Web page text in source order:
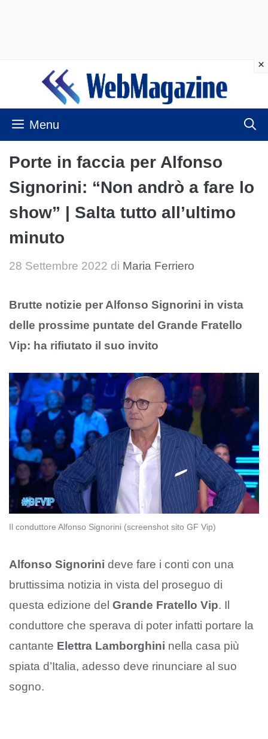
contenuto
Menu
Porte in faccia per Alfonso
Signorini: “Non andrò a fare lo
show” | Salta tutto all’ultimo
minuto
28 Settembre 2022 di Maria Ferriero
Brutte notizie per Alfonso Signorini in vista
delle prossime puntate del Grande Fratello
Vip: ha rifiutato il suo invito
Il conduttore Alfonso Signorini (screenshot sito GF Vip)
Alfonso Signorini deve fare i conti con una
bruttissima notizia in vista del proseguo di
questa edizione del Grande Fratello Vip. Il
conduttore che sperava di poter infatti portare la
cantante Elettra Lamborghini nella casa più
spiata d’Italia, adesso deve rinunciare al suo
sogno.